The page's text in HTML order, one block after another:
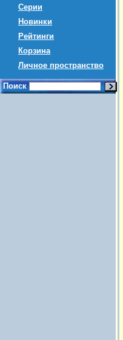
Серии
Новинки
Рейтинги
Корзина
Личное пространство
Поиск